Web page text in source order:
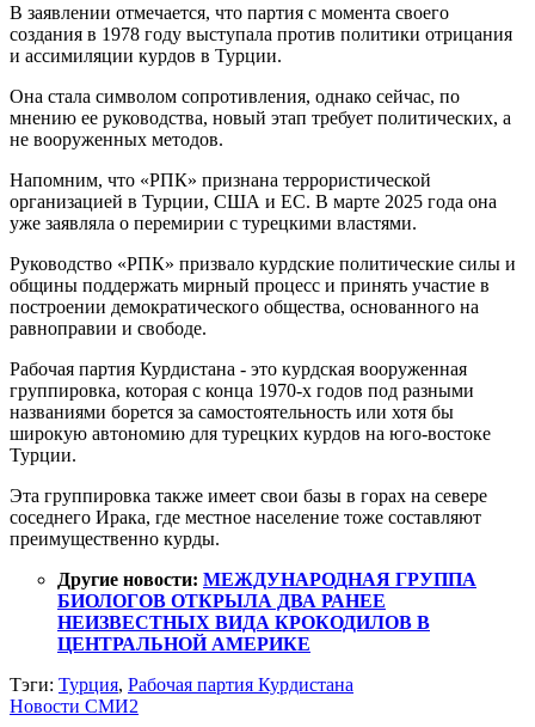
В заявлении отмечается, что партия с момента своего
создания в 1978 году выступала против политики отрицания
и ассимиляции курдов в Турции.
Она стала символом сопротивления, однако сейчас, по
мнению ее руководства, новый этап требует политических, а
не вооруженных методов.
Напомним, что «РПК» признана террористической
организацией в Турции, США и ЕС. В марте 2025 года она
уже заявляла о перемирии с турецкими властями.
Руководство «РПК» призвало курдские политические силы и
общины поддержать мирный процесс и принять участие в
построении демократического общества, основанного на
равноправии и свободе.
Рабочая партия Курдистана - это курдская вооруженная
группировка, которая с конца 1970-х годов под разными
названиями борется за самостоятельность или хотя бы
широкую автономию для турецких курдов на юго-востоке
Турции.
Эта группировка также имеет свои базы в горах на севере
соседнего Ирака, где местное население тоже составляют
преимущественно курды.
Другие новости: МЕЖДУНАРОДНАЯ ГРУППА
БИОЛОГОВ ОТКРЫЛА ДВА РАНЕЕ
НЕИЗВЕСТНЫХ ВИДА КРОКОДИЛОВ В
ЦЕНТРАЛЬНОЙ АМЕРИКЕ
Тэги: Турция, Рабочая партия Курдистана
Новости СМИ2